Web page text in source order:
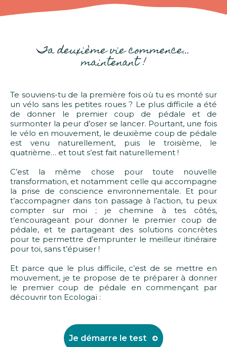
Ta deuxième vie commence…
maintenant !
Te souviens-tu de la première fois où tu es monté sur
un vélo sans les petites roues ? Le plus difficile a été
de donner le premier coup de pédale et de
surmonter la peur d’oser se lancer. Pourtant, une fois
le vélo en mouvement, le deuxième coup de pédale
est venu naturellement, puis le troisième, le
quatrième… et tout s’est fait naturellement !
C’est la même chose pour toute nouvelle
transformation, et notamment celle qui accompagne
la prise de conscience environnementale. Et pour
t’accompagner dans ton passage à l’action, tu peux
compter sur moi ; je chemine à tes côtés,
t’encourageant pour donner le premier coup de
pédale, et te partageant des solutions concrètes
pour te permettre d’emprunter le meilleur itinéraire
pour toi, sans t’épuiser !
Et parce que le plus difficile, c’est de se mettre en
mouvement, je te propose de te préparer à donner
le premier coup de pédale en commençant par
découvrir ton Ecologaï :
Je démarre le test